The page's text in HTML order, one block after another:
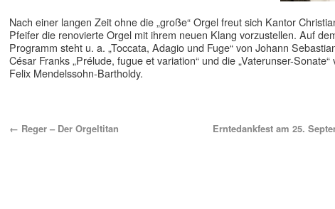
Nach einer langen Zeit ohne die „große“ Orgel freut sich Kantor
Pfeifer die renovierte Orgel mit ihrem neuen Klang vorzustellen. Auf
Programm steht u. a. „Toccata, Adagio und Fuge“ von Johann
César Franks „Prélude, fugue et variation“ und die „Vaterunser-Sonate“
Felix Mendelssohn-Bartholdy.
← Reger – Der Orgeltitan Erntedankfest am 25.